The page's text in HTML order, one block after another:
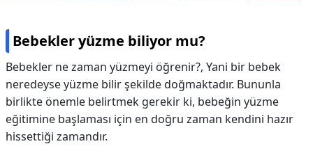
Bebekler yüzme biliyor mu?
Bebekler ne zaman yüzmeyi öğrenir?, Yani bir bebek
neredeyse yüzme bilir şekilde doğmaktadır. Bununla
birlikte önemle belirtmek gerekir ki, bebeğin yüzme
eğitimine başlaması için en doğru zaman kendini hazır
hissettiği zamandır.